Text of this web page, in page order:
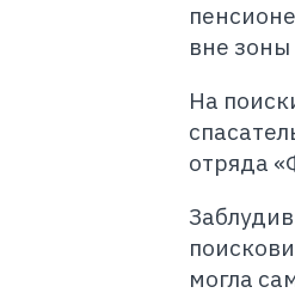
вне
На
отряда
могла